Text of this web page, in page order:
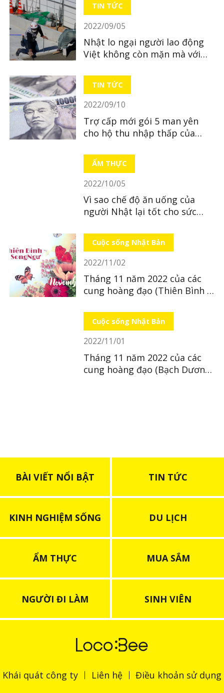
TIN TỨC
2022/09/05
Nhật lo ngại người lao động
Việt không còn mặn mà với
TIN TỨC
2022/09/10
Trợ cấp mới gói 5 man yên
cho hộ thu nhập thấp của
ẨM THỰC
2022/10/05
Vì sao chế độ ăn uống của
người Nhật lại tốt cho sức
Cuộc sống Nhật Bản
2022/11/02
Tháng 11 năm 2022 của các
cung hoàng đạo (Thiên Bình ~
Cuộc sống Nhật Bản
2022/11/01
Tháng 11 năm 2022 của các
cung hoàng đạo (Bạch Dương
BÀI VIẾT NỔI BẬT TIN TỨC
KINH NGHIỆM SỐNG DU LỊCH
ẨM THỰC MUA SẮM
NGƯỜI ĐI LÀM SINH VIÊN
Khái quát công ty Liên hệ Điều khoản sử dụng